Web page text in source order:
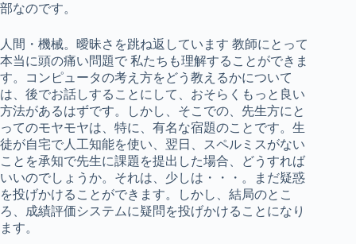
部なのです。
人間・機械。曖昧さを跳ね返しています 教師にとって
本当に頭の痛い問題で 私たちも理解することができま
す。コンピュータの考え方をどう教えるかについて
は、後でお話しすることにして、おそらくもっと良い
方法があるはずです。しかし、そこでの、先生方にと
ってのモヤモヤは、特に、有名な宿題のことです。生
徒が自宅で人工知能を使い、翌日、スペルミスがない
ことを承知で先生に課題を提出した場合、どうすれば
いいのでしょうか。それは、少しは・・・。まだ疑惑
を投げかけることができます。しかし、結局のとこ
ろ、成績評価システムに疑問を投げかけることになり
ます。